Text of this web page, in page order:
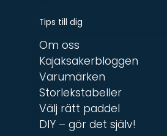
Tips till dig
Om oss
Kajaksakerbloggen
Varumärken
Storlekstabeller
Välj rätt paddel
DIY – gör det själv!